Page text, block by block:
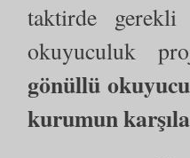
taktirde gerekli
okuyuculuk
gönüllü
kurumun